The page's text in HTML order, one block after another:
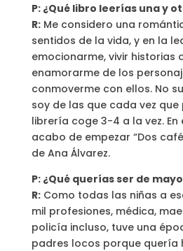
P: ¿Qué libro leerías una y
R:Me considero una
sentidos de la vida, y en la
emocionarme, vivir historias
enamorarme de los
conmoverme con ellos. No
soy de las que cada vez
librería coge 3-4 a la vez.
acabo de empezar “Dos
de Ana Álvarez.
P: ¿Qué querías ser de
R:Como todas las niñas a
mil profesiones, médica,
policía incluso, tuve una
padres locos porque quería